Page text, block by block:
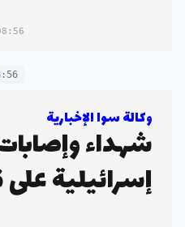
وكالة سوا الإخبارية
شهداء
إسرائيلية